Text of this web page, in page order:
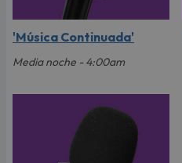
'Música Continuada'
Media noche - 4:00am